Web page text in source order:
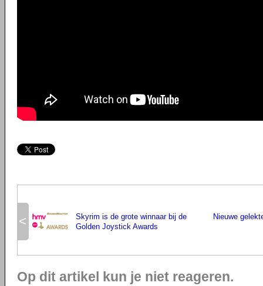
<
Skyrim is de grote winnaar bij de
Golden Joystick Awards
Nieuwe
Op dit artikel kun je niet reageren.